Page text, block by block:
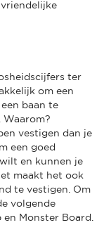
ter
om een
baan te
vestigen dan je
een goed
en kunnen je
maakt het ook
te vestigen. Om
volgende
Monster Board.